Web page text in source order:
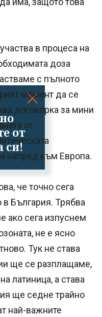
от
си!
в процеса на
доза
с пълното
момент да се
договорка за мини
от
напред към Европа.
че точно сега
в България. Трябва
ако сега изпуснем
не е ясно
Тук не става
ще се разплащаме,
латиница, а става
ще седне трайно
най-важните